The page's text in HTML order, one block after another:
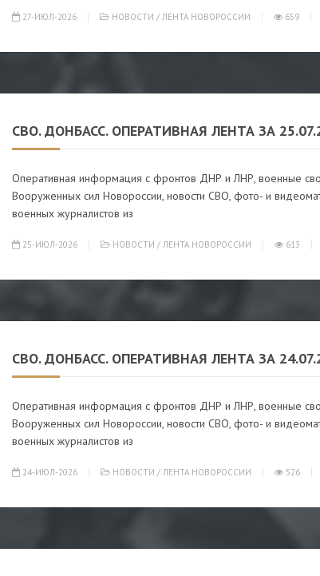
27-ИЮЛ-2026 НОВОСТИ / ЛЕНТА НОВОРОССИИ 659
СВО. ДОНБАСС. ОПЕРАТИВНАЯ ЛЕНТА ЗА
Оперативная информация с фронтов ДНР и ЛНР, военные
Вооруженных сил Новороссии, новости СВО, фото- и
военных журналистов из
25-ИЮЛ-2026 НОВОСТИ / ЛЕНТА НОВОРОССИИ 613
СВО. ДОНБАСС. ОПЕРАТИВНАЯ ЛЕНТА ЗА
Оперативная информация с фронтов ДНР и ЛНР, военные
Вооруженных сил Новороссии, новости СВО, фото- и
военных журналистов из
24-ИЮЛ-2026 НОВОСТИ / ЛЕНТА НОВОРОССИИ 526